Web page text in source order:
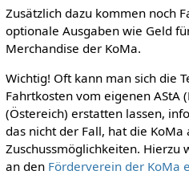
Zusätzlich dazu kommen noch
optionale Ausgaben wie Geld
Merchandise der KoMa.
Wichtig! Oft kann man sich die
Fahrtkosten vom eigenen AStA
(Östereich) erstatten lassen,
das nicht der Fall, hat die KoMa
Zuschussmöglichkeiten. Hierzu
an den Förderverein der KoMa